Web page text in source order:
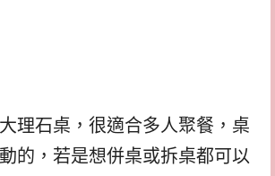
理石桌，很適合多人聚餐，桌
的，若是想併桌或拆桌都可以